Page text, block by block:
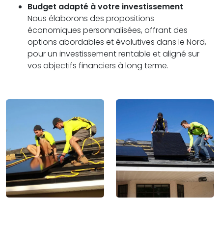
Budget adapté à votre investissement
Nous élaborons des propositions
économiques personnalisées, offrant des
options abordables et évolutives dans le Nord,
pour un investissement rentable et aligné sur
vos objectifs financiers à long terme.